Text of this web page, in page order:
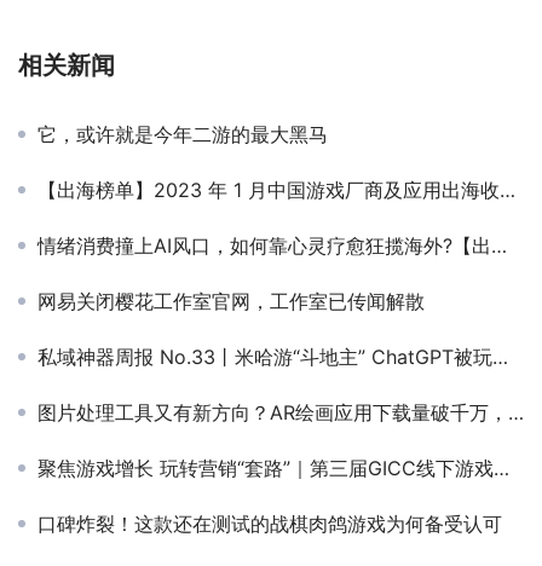
相关新闻
它，或许就是今年二游的最大黑马
【出海榜单】2023 年 1 月中国游戏厂商及应用出海收入 30 强
情绪消费撞上AI风口，如何靠心灵疗愈狂揽海外?【出海研究所-第九期】
网易关闭樱花工作室官网，工作室已传闻解散
私域神器周报 No.33丨米哈游“斗地主” ChatGPT被玩坏 一起来看更多出海大事件
图片处理工具又有新方向？AR绘画应用下载量破千万，修图垂直功能成新宠
聚焦游戏增长 玩转营销“套路”｜第三届GICC线下游戏子论坛嘉宾初曝光
口碑炸裂！这款还在测试的战棋肉鸽游戏为何备受认可